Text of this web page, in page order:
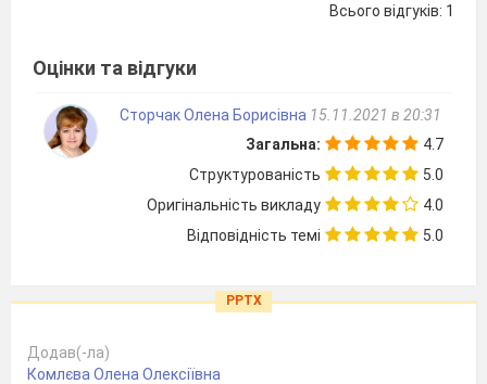
Всього відгуків: 1
Оцінки та відгуки
Сторчак Олена Борисівна 15.11.2021 в 20:31
Загальна:
4.7
Структурованість
5.0
Оригінальність викладу
4.0
Відповідність темі
5.0
PPTX
Додав(-ла)
Комлєва Олена Олексіївна